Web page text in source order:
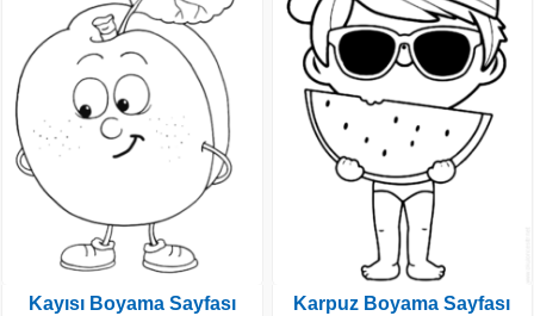
Kayısı Boyama Sayfası Karpuz Boyama Sayfası